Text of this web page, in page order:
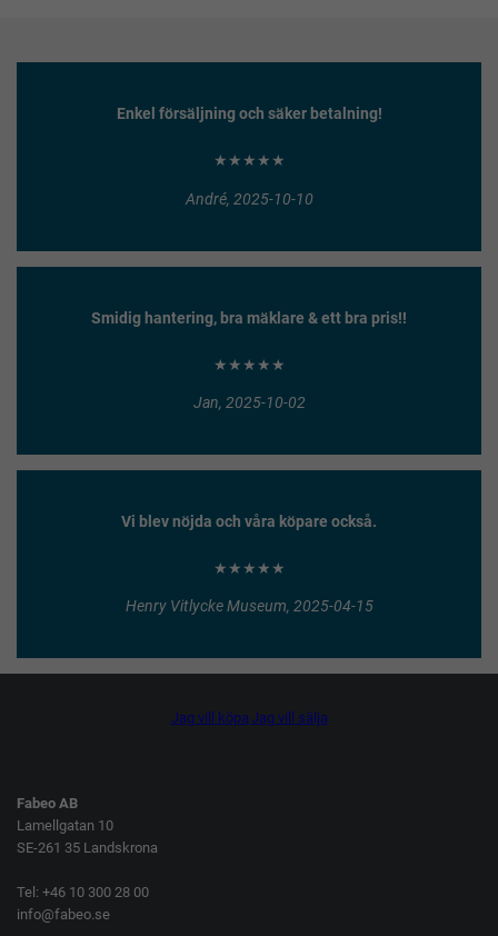
Enkel försäljning och säker betalning!
★★★★★
André, 2025-10-10
Smidig hantering, bra mäklare & ett bra pris!!
★★★★★
Jan, 2025-10-02
Vi blev nöjda och våra köpare också.
★★★★★
Henry Vitlycke Museum, 2025-04-15
Jag vill köpa Jag vill sälja
Fabeo AB
Lamellgatan 10
SE-261 35 Landskrona
Tel: +46 10 300 28 00
info@fabeo.se